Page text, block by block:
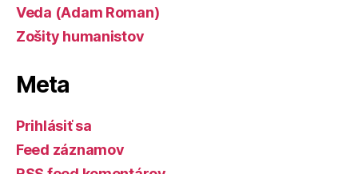
Veda (Adam Roman)
Zošity humanistov
Meta
Prihlásiť sa
Feed záznamov